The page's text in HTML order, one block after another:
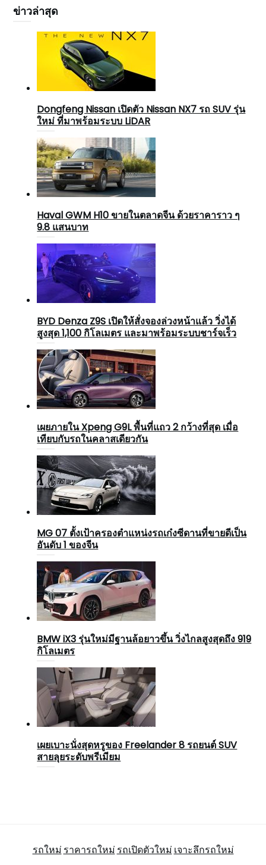
ข่าวล่าสุด
Dongfeng Nissan เปิดตัว Nissan NX7 รถ SUV รุ่น
ใหม่ ที่มาพร้อมระบบ LiDAR
Haval GWM H10 ขายในตลาดจีน ด้วยราคาราว ๆ
9.8 แสนบาท
BYD Denza Z9S เปิดให้สั่งจองล่วงหน้าแล้ว วิ่งได้
สูงสุด 1,100 กิโลเมตร และมาพร้อมระบบชาร์จเร็ว
เผยภายใน Xpeng G9L พื้นที่แถว 2 กว้างที่สุด เมื่อ
เทียบกับรถในคลาสเดียวกัน
MG 07 ตั้งเป้าครองตำแหน่งรถเก๋งซีดานที่ขายดีเป็น
อันดับ 1 ของจีน
BMW iX3 รุ่นใหม่มีฐานล้อยาวขึ้น วิ่งไกลสูงสุดถึง 919
กิโลเมตร
เผยเบาะนั่งสุดหรูของ Freelander 8 รถยนต์ SUV
สายลุยระดับพรีเมียม
รถใหม่ ราคารถใหม่ รถเปิดตัวใหม่ เจาะลึกรถใหม่